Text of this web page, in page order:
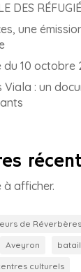
DES
une
du 10 octobre
Viala : un
à afficher.
de Réverbères
Aveyron
culturels